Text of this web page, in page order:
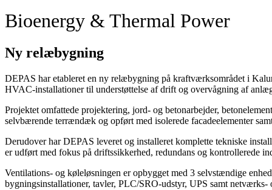
Bioenergy & Thermal Power
Ny relæbygning
DEPAS har etableret en ny relæbygning på kraftværksområdet i
HVAC-installationer til understøttelse af drift og overvågning af
Projektet omfattede projektering, jord- og betonarbejder,
selvbærende terrændæk og opført med isolerede facadeelementer
Derudover har DEPAS leveret og installeret komplette tekniske
er udført med fokus på driftssikkerhed, redundans og kontrollerede
Ventilations- og køleløsningen er opbygget med 3 selvstændige
bygningsinstallationer, tavler, PLC/SRO-udstyr, UPS samt